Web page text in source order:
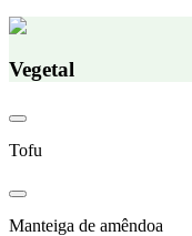
Vegetal
Tofu
Manteiga de amêndoa